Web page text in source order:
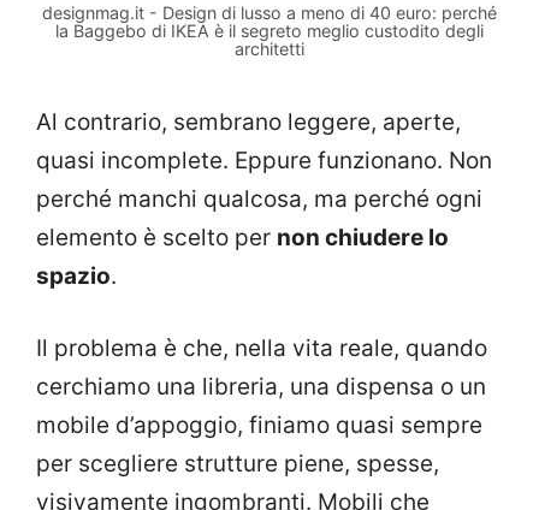
designmag.it - Design di lusso a meno di 40 euro: perché
la Baggebo di IKEA è il segreto meglio custodito degli
architetti
Al contrario, sembrano leggere, aperte,
quasi incomplete. Eppure funzionano. Non
perché manchi qualcosa, ma perché ogni
elemento è scelto per non chiudere lo
spazio.
Il problema è che, nella vita reale, quando
cerchiamo una libreria, una dispensa o un
mobile d’appoggio, finiamo quasi sempre
per scegliere strutture piene, spesse,
visivamente ingombranti. Mobili che